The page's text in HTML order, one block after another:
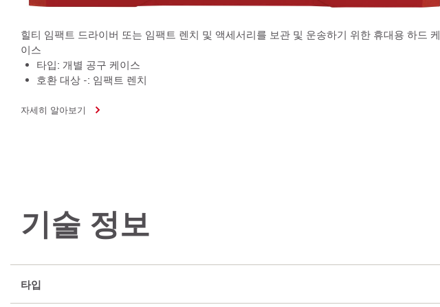
힐티 임팩트 드라이버 또는 임팩트 렌치 및 액세서리를 보관 및 운송하기 위한 휴대용 하드 케
이스
타입: 개별 공구 케이스
호환 대상 -: 임팩트 렌치
자세히 알아보기
기술 정보
타입